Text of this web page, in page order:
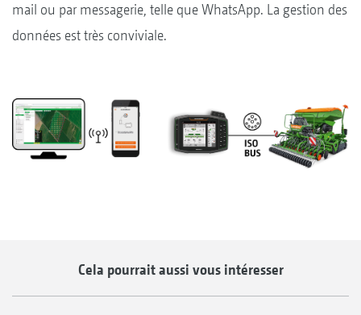
mail ou par messagerie, telle que WhatsApp. La gestion des
données est très conviviale.
Cela pourrait aussi vous intéresser